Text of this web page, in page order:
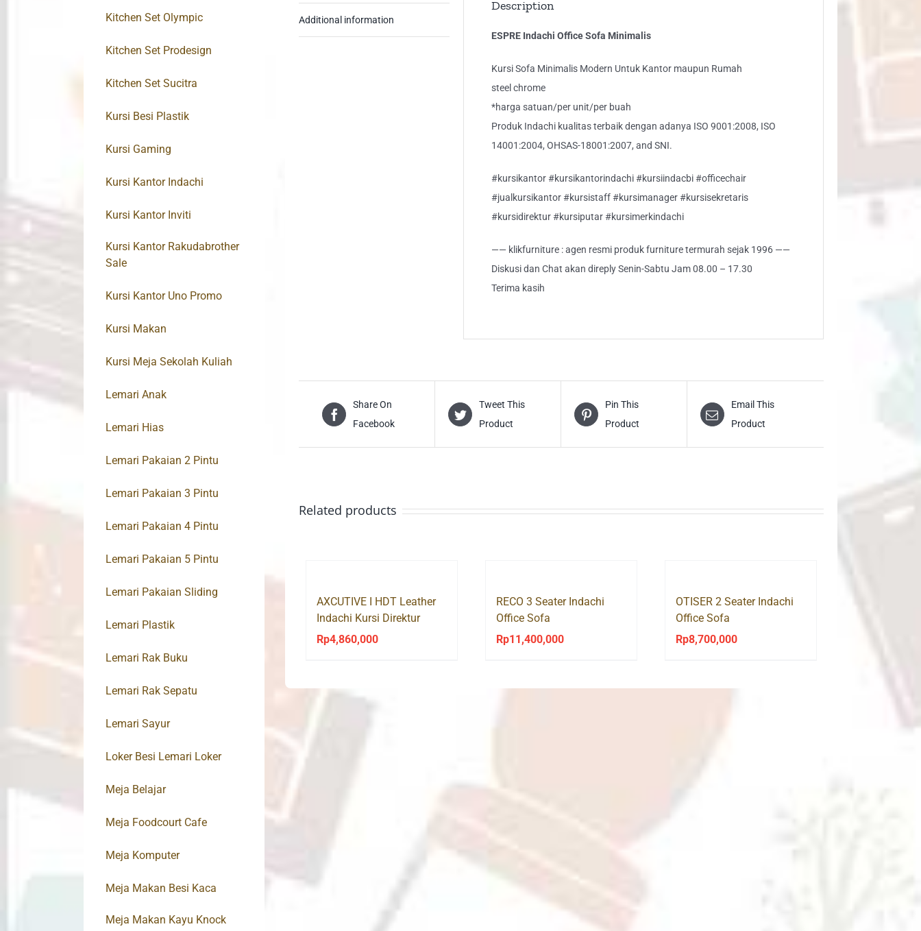
Additional information
Description
ESPRE Indachi Office Sofa Minimalis
Kursi Sofa Minimalis Modern Untuk Kantor maupun Rumah
steel chrome
*harga satuan/per unit/per buah
Produk Indachi kualitas terbaik dengan adanya ISO 9001:2008, ISO
14001:2004, OHSAS-18001:2007, and SNI.
#kursikantor #kursikantorindachi #kursiindacbi #officechair
#jualkursikantor #kursistaff #kursimanager #kursisekretaris
#kursidirektur #kursiputar #kursimerkindachi
—— klikfurniture : agen resmi produk furniture termurah sejak 1996 ——
Diskusi dan Chat akan direply Senin-Sabtu Jam 08.00 – 17.30
Terima kasih
Share On
Facebook
Tweet This
Product
Pin This
Product
Email This
Product
Related products
AXCUTIVE I HDT Leather
Indachi Kursi Direktur
Rp4,860,000
RECO 3 Seater Indachi
Office Sofa
Rp11,400,000
OTISER 2 Seater Indachi
Office Sofa
Rp8,700,000
Kitchen Set Olympic
Kitchen Set Prodesign
Kitchen Set Sucitra
Kursi Besi Plastik
Kursi Gaming
Kursi Kantor Indachi
Kursi Kantor Inviti
Kursi Kantor Rakudabrother
Sale
Kursi Kantor Uno Promo
Kursi Makan
Kursi Meja Sekolah Kuliah
Lemari Anak
Lemari Hias
Lemari Pakaian 2 Pintu
Lemari Pakaian 3 Pintu
Lemari Pakaian 4 Pintu
Lemari Pakaian 5 Pintu
Lemari Pakaian Sliding
Lemari Plastik
Lemari Rak Buku
Lemari Rak Sepatu
Lemari Sayur
Loker Besi Lemari Loker
Meja Belajar
Meja Foodcourt Cafe
Meja Komputer
Meja Makan Besi Kaca
Meja Makan Kayu Knock